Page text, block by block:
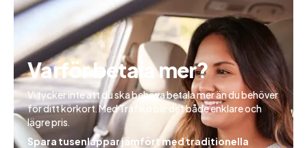
Varför betala mer?
Vi tycker inte att du ska behöva betala mer än du behöver
för ditt körkort. Med Trafiko blir det både enklare och
lägre pris.
Spara tusenlappar jämfört med traditionella